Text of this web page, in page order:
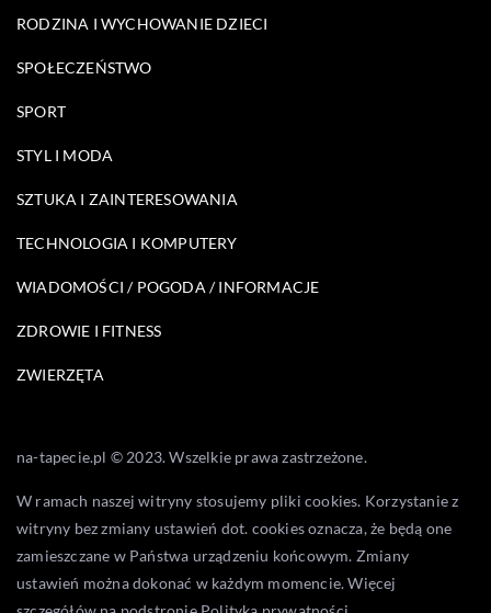
RODZINA I WYCHOWANIE DZIECI
SPOŁECZEŃSTWO
SPORT
STYL I MODA
SZTUKA I ZAINTERESOWANIA
TECHNOLOGIA I KOMPUTERY
WIADOMOŚCI / POGODA / INFORMACJE
ZDROWIE I FITNESS
ZWIERZĘTA
na-tapecie.pl © 2023. Wszelkie prawa zastrzeżone.
W ramach naszej witryny stosujemy pliki cookies. Korzystanie z
witryny bez zmiany ustawień dot. cookies oznacza, że będą one
zamieszczane w Państwa urządzeniu końcowym. Zmiany
ustawień można dokonać w każdym momencie. Więcej